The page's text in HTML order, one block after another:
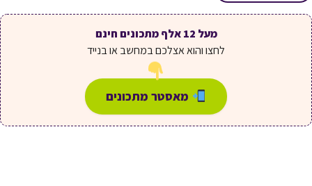
מעל 12 אלף מתכונים חינם
לחצו והוא אצלכם במחשב או בנייד
מאסטר מתכונים